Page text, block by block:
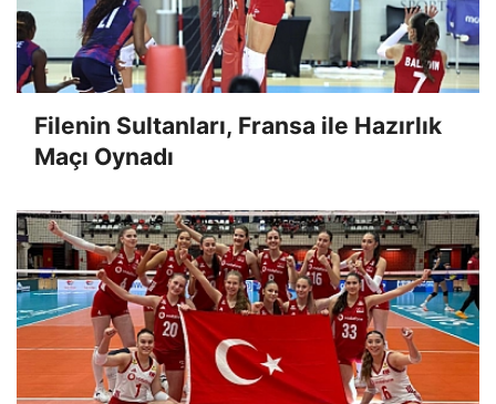
Filenin Sultanları, Fransa ile Hazırlık
Maçı Oynadı